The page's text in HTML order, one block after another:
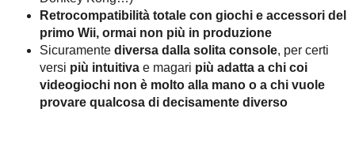
Retrocompatibilità totale con giochi e accessori del
primo Wii, ormai non più in produzione
Sicuramente diversa dalla solita console, per certi
versi più intuitiva e magari più adatta a chi coi
videogiochi non è molto alla mano o a chi vuole
provare qualcosa di decisamente diverso